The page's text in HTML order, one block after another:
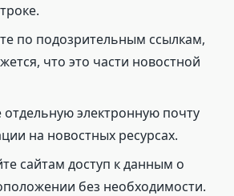
по подозрительным ссылкам,
что это части новостной
отдельную электронную почту
на новостных ресурсах.
сайтам доступ к данным о
без необходимости.